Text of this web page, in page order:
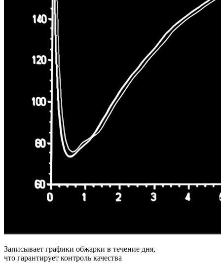
Записывает графики обжарки в течение дня,
что гарантирует контроль качества